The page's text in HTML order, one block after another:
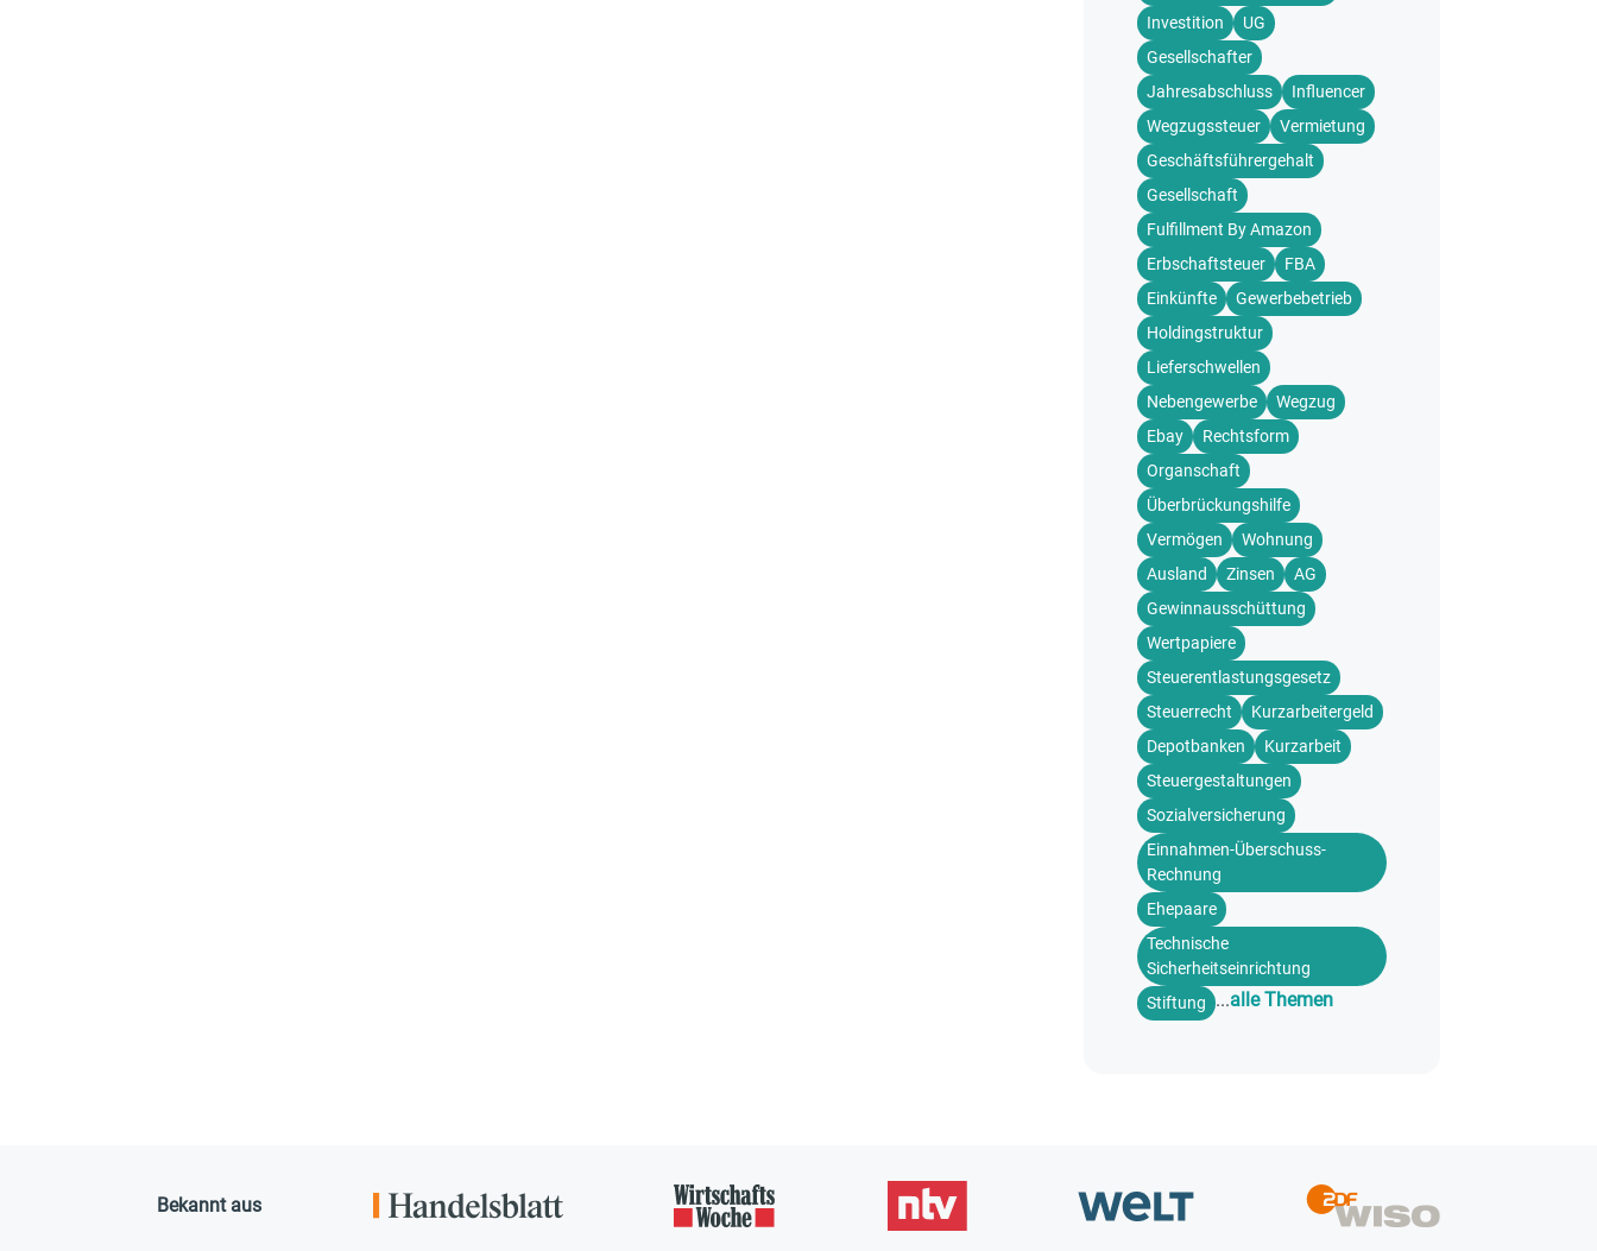
Investition
UG
Gesellschafter
Jahresabschluss
Influencer
Wegzugssteuer
Vermietung
Geschäftsführergehalt
Gesellschaft
Fulfillment By Amazon
Erbschaftsteuer
FBA
Einkünfte
Gewerbebetrieb
Holdingstruktur
Lieferschwellen
Nebengewerbe
Wegzug
Ebay
Rechtsform
Organschaft
Überbrückungshilfe
Vermögen
Wohnung
Ausland
Zinsen
AG
Gewinnausschüttung
Wertpapiere
Steuerentlastungsgesetz
Steuerrecht
Kurzarbeitergeld
Depotbanken
Kurzarbeit
Steuergestaltungen
Sozialversicherung
Einnahmen-Überschuss-
Rechnung
Ehepaare
Technische
Sicherheitseinrichtung
Stiftung
...alle Themen
Bekannt aus